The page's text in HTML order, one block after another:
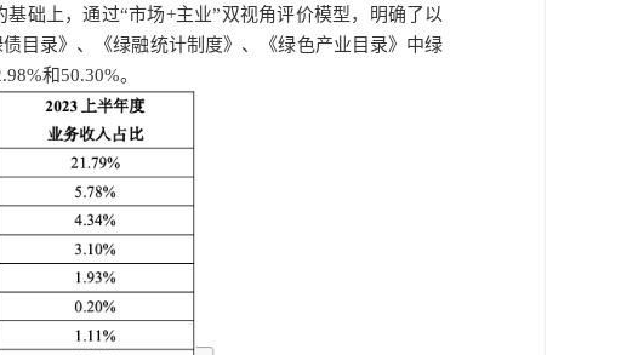
础上，通过“市场+主业”双视角评价模型，明确了以
目录》、《绿融统计制度》、《绿色产业目录》中绿
和50.30%。